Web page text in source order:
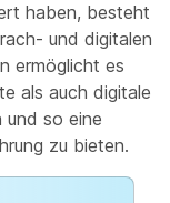
haben, besteht
und digitalen
ermöglicht es
als auch digitale
und so eine
zu bieten.